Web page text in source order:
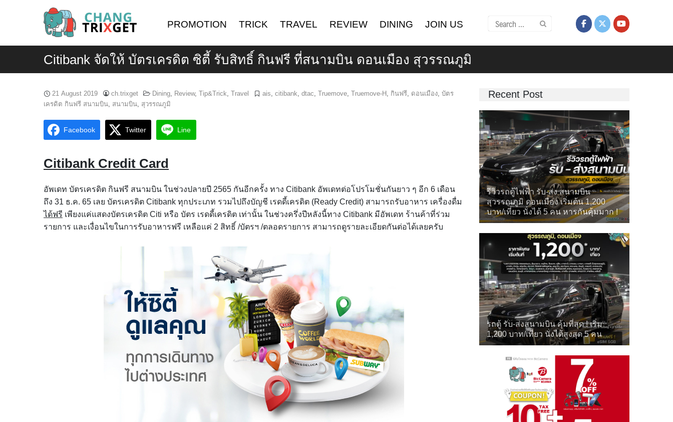
PROMOTION TRICK TRAVEL REVIEW DINING JOIN US
Search
for:
Citibank จัดให้ บัตรเครดิต ซิตี้ รับสิทธิ์ กินฟรี ที่สนามบิน ดอนเมือง สุวรรณภูมิ
21 August 2019 ch.trixget Dining, Review, Tip&Trick, Travel ais, citibank, dtac, Truemove, Truemove-H , กินฟรี, ดอนเมือง, บัตร
เครดิต กินฟรี สนามบิน, สนามบิน, สุวรรณภูมิ
Facebook Twitter Line
Citibank Credit Card
อัพเดท บัตรเครดิต กินฟรี สนามบิน ในช่วงปลายปี 2565 กันอีกครั้ง ทาง Citibank อัพเดทต่อโปรโมชั่นกันยาว ๆ อีก 6 เดือน
ถึง 31 ธ.ค. 65 เลย บัตรเครดิต Citibank ทุกประเภท รวมไปถึงบัญชี เรดดี้เครดิต (Ready Credit) สามารถรับอาหาร เครื่องดื่ม
ได้ฟรี เพียงแค่แสดงบัตรเครดิต Citi หรือ บัตร เรดดี้เครดิต เท่านั้น ในช่วงครึ่งปีหลังนี้ทาง Citibank มีอัพเดท ร้านค้าที่ร่วม
รายการ และเงื่อนไขในการรับอาหารฟรี เหลือแค่ 2 สิทธิ์ /บัตรฯ /ตลอดรายการ สามารถดูรายละเอียดกันต่อได้เลยครับ
Recent Post
รีวิวรถตู้ไฟฟ้า รับ-ส่ง สนามบิน
สุวรรณภูมิ ดอนเมือง เริ่มต้น 1,200
บาท/เที่ยว นั่งได้ 5 คน หารกันคุ้มมาก !
รถตู้ รับ-ส่งสนามบิน คุ้มที่สุด ! เริ่ม
1,200 บาท/เที่ยว นั่งได้สูงสุด 5 คน